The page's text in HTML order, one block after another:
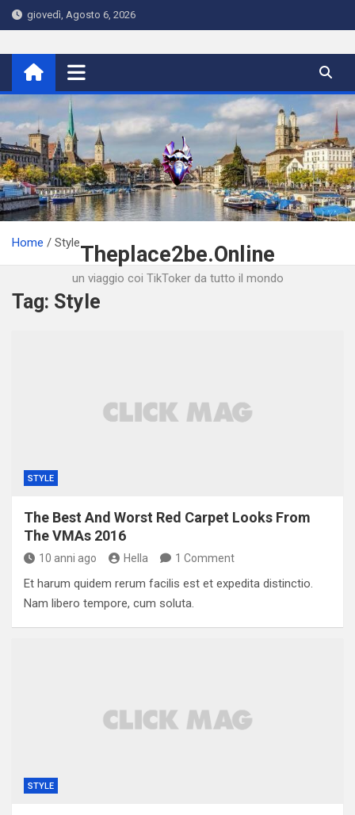
Skip
to
giovedì, Agosto 6, 2026
Theplace2be.Online
un viaggio coi TikToker da tutto il mondo
Home Style
Tag: Style
STYLE
The Best And Worst Red Carpet Looks From
The VMAs 2016
10 anni ago Hella 1 Comment
Et harum quidem rerum facilis est et expedita distinctio.
Nam libero tempore, cum soluta.
STYLE